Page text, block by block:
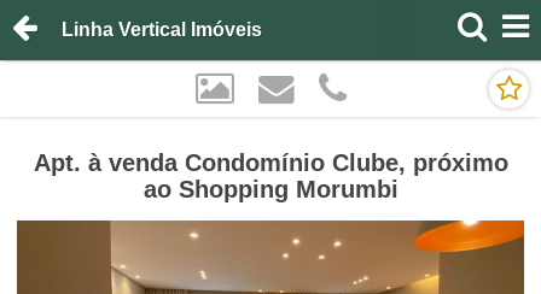
Linha Vertical Imóveis
Apt. à venda Condomínio Clube, próximo
ao Shopping Morumbi